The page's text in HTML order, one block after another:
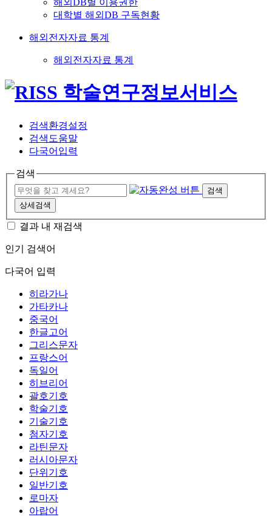
해외DB별 이용권한
대학별 해외DB 구독현황
해외전자자료 통계
해외전자자료 통계
검색환경설정
검색도움말
다국어입력
검색
검색
상세검색
결과 내 재검색
인기 검색어
다국어 입력
히라가나
가타카나
중국어
한글고어
그리스문자
프랑스어
독일어
히브리어
괄호기호
학술기호
기술기호
첨자기호
라틴문자
러시아문자
단위기호
일반기호
로마자
아랍어